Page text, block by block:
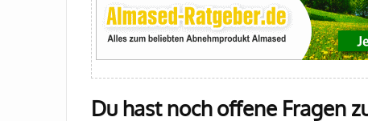
Du hast noch offene Fragen